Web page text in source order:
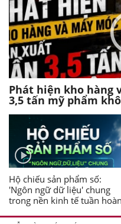
Phát hiện kho hàng
3,5 tấn mỹ phẩm
Hộ chiếu sản phẩm số:
'Ngôn ngữ dữ liệu' chung
trong nền kinh tế tuần hoàn